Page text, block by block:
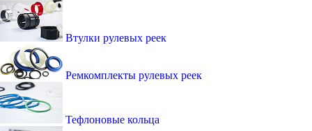
Втулки рулевых реек
Ремкомплекты рулевых реек
Тефлоновые кольца